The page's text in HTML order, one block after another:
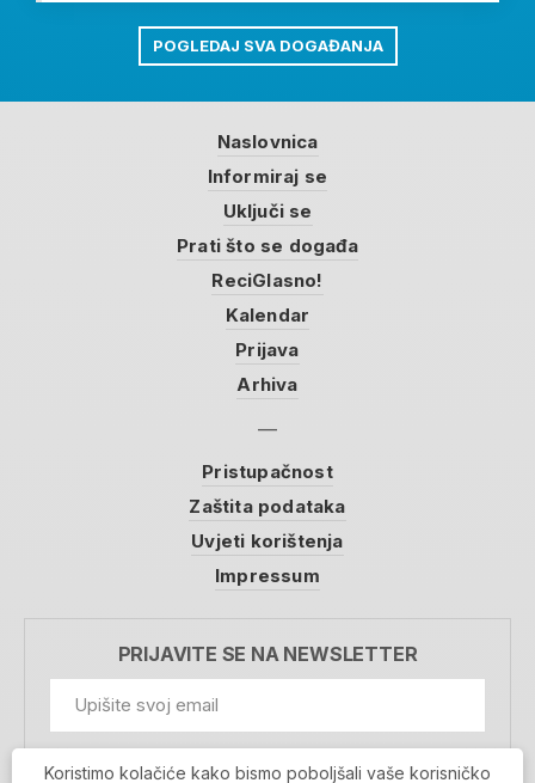
POGLEDAJ SVA DOGAĐANJA
Naslovnica
Informiraj se
Uključi se
Prati što se događa
ReciGlasno!
Kalendar
Prijava
Arhiva
Pristupačnost
Zaštita podataka
Uvjeti korištenja
Impressum
PRIJAVITE SE NA NEWSLETTER
Koristimo kolačiće kako bismo poboljšali vaše korisničko